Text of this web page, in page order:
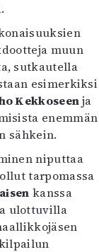
muun
sutkautella
esimerkiksi
Kekkoseenja
enemmän
sähkein.
niputtaa
tarpomassa
kanssa
ulottuvilla